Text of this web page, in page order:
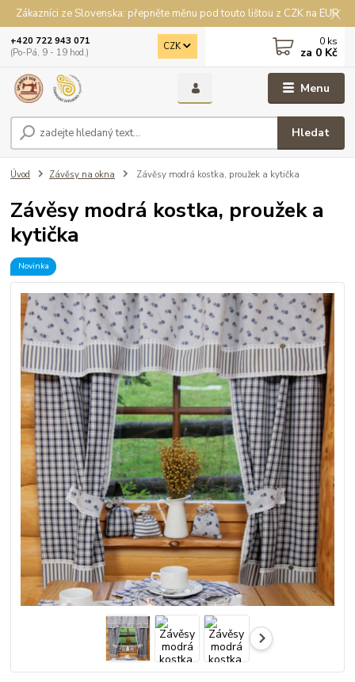
Zákazníci ze Slovenska: přepněte měnu pod touto lištou z CZK na EUR
Menu
CZK
Hledat
+420 722 943 071
(Po-Pá, 9 - 19 hod.)
0 ks
za 0 Kč
Úvod Závěsy na okna Závěsy modrá kostka, proužek a kytička
Závěsy modrá kostka, proužek a
kytička
Novinka